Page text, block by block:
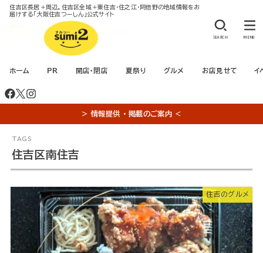
住吉区長居＋周辺。住吉区全域＋東住吉・住之江・阿倍野の地域情報をお
届けする「大阪住吉つーしん」公式サイト
ホーム PR 開店・閉店 夏祭り グルメ お店見せて イ
SEARCH MENU
＞ 情報提供 ・ 掲載のご案内 ＜
住吉区南住吉
住吉のグルメ